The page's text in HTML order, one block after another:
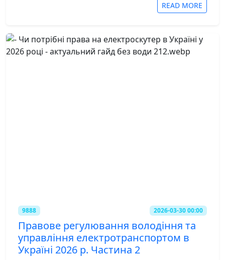
READ MORE
9888 2026-03-30 00:00
Правове регулювання володіння та
управління електротранспортом в
Україні 2026 р. Частина 2